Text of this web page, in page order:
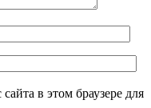
в этом браузере для